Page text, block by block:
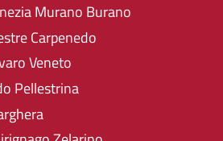
Murano Burano
Carpenedo
Veneto
Pellestrina